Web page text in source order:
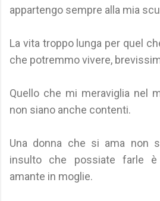
appartengo sempre alla mia
La vita troppo lunga per quel
che potremmo vivere,
Quello che mi meraviglia nel
non siano anche contenti.
Una donna che si ama non
insulto che possiate farle
amante in moglie.